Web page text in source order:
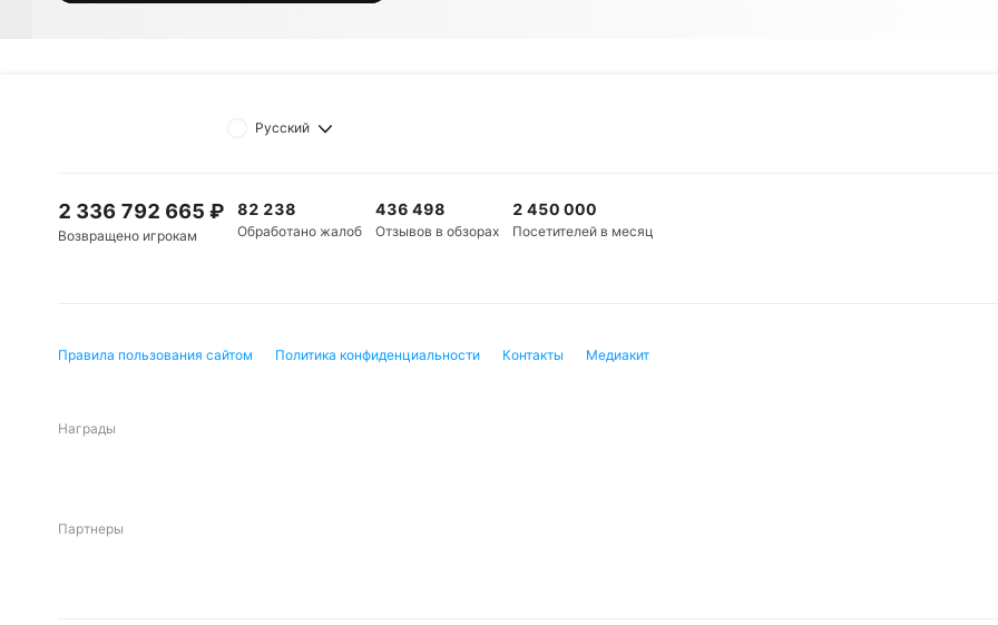
Русский
2 336 792 665 ₽
Возвращено игрокам
82 238
Обработано жалоб
436 498
Отзывов в обзорах
2 450 000
Посетителей в месяц
Правила пользования сайтом Политика конфиденциальности Контакты Медиакит
Награды
Партнеры